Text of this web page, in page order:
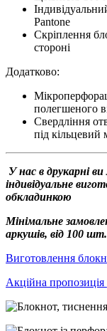
Pantone
Скріплення
стороні
Додатково:
полегшеного
Свердління
під кільцевий
У нас в друкарні
індивідуальне
обкладинкою
Мінімальне
аркушів, від 100 шт.
Виготовлення
Акційна